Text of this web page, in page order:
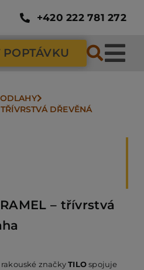
+420 222 781 272
POPTÁVKU
DŘEVĚNÁ
– třívrstvá
značkyTILOspojuje